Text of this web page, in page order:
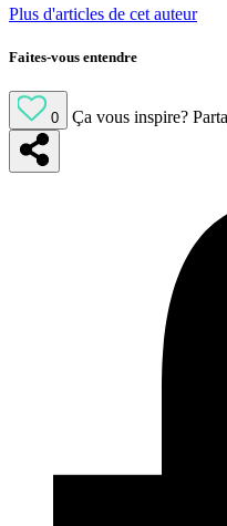
Plus d'articles de cet auteur
Faites-vous entendre
0 Ça vous inspire?